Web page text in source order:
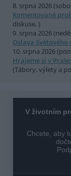
8. srpna 2026
Komentované
diskuse, )
9. srpna 2026
Oslava Světového
10. srpna 2026
Hrajeme si v
(Tábory, výlety a